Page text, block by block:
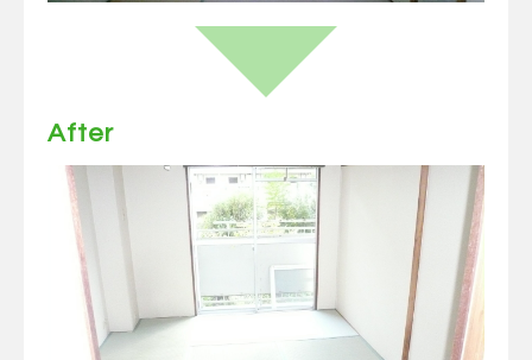
After